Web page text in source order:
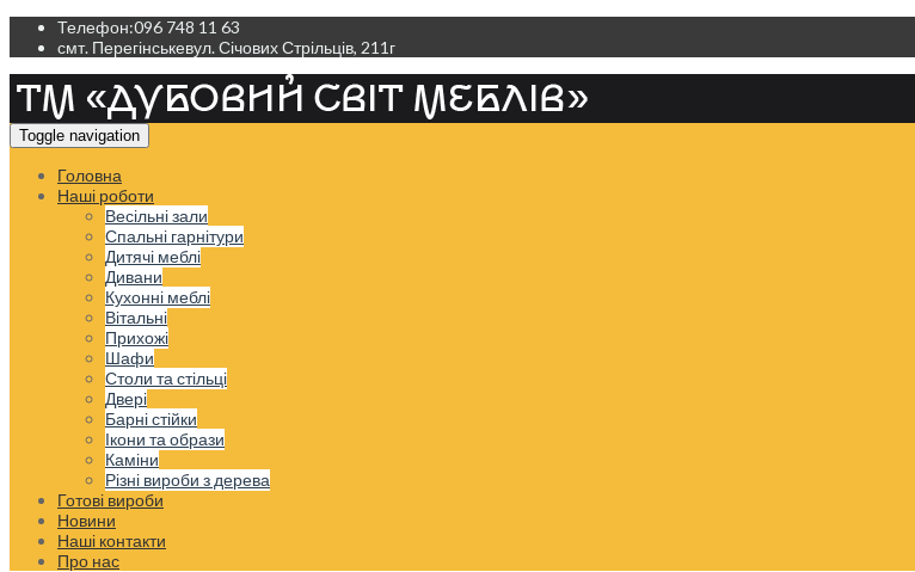
Телефон:096 748 11 63
смт. Перегінськевул. Січових Стрільців, 211г
Toggle navigation
Головна
Наші роботи
Весільні зали
Спальні гарнітури
Дитячі меблі
Дивани
Кухонні меблі
Вітальні
Прихожі
Шафи
Столи та стільці
Двері
Барні стійки
Ікони та образи
Каміни
Різні вироби з дерева
Готові вироби
Новини
Наші контакти
Про нас